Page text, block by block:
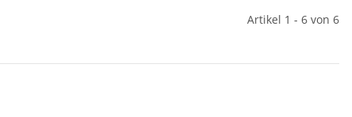
Artikel 1 - 6 von 6